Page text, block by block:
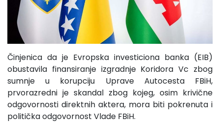
Činjenica da je Evropska investiciona banka (EIB)
obustavila finansiranje izgradnje Koridora Vc zbog
sumnje u korupciju Uprave Autocesta FBiH,
prvorazredni je skandal zbog kojeg, osim krivične
odgovornosti direktnih aktera, mora biti pokrenuta i
politička odgovornost Vlade FBiH.